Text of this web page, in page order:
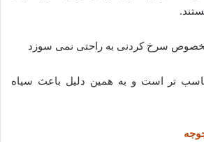
مخصوص سرخ کردنی به راحتی نمی سوزد
تر است و به همین دلیل باعث سیاه